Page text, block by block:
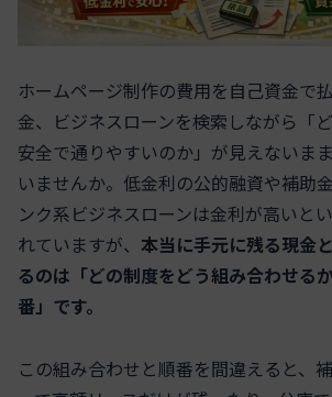
ホームページ制作の費用を自己資金で
金、ビジネスローンを検索しながら「
安全で通りやすいのか」が見えないま
いませんか。低金利の公的融資や補助
ンク系ビジネスローンは金利が高いと
れていますが、 本当に手元に残る現金
るのは「どの制度をどう組み合わせる
番」です。
この組み合わせと順番を間違えると、